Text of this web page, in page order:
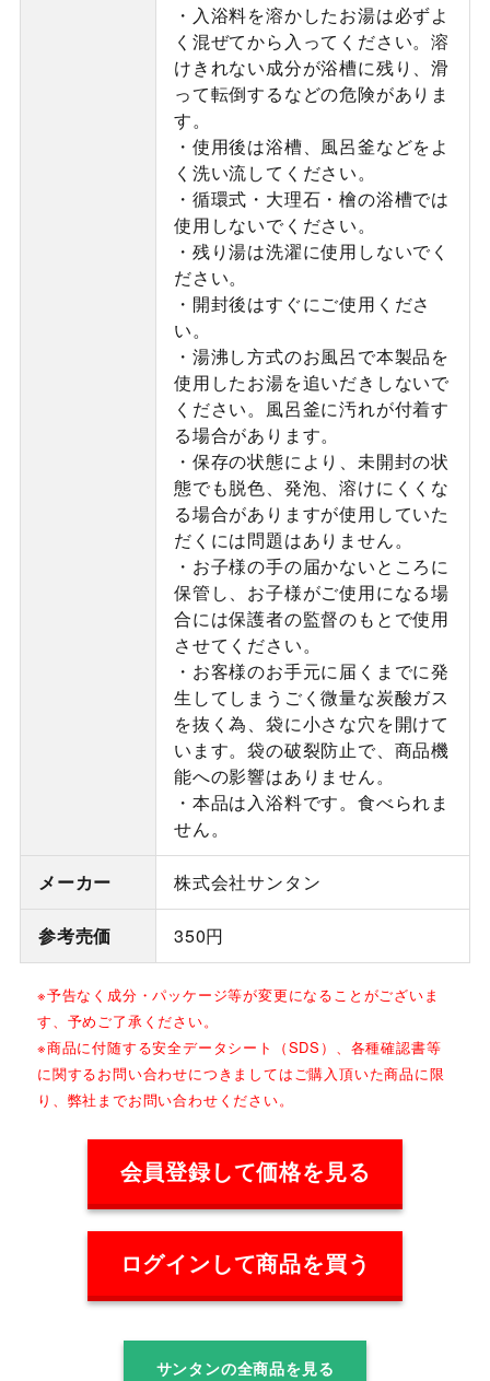
・入浴料を溶かしたお湯は必ずよ
く混ぜてから入ってください。溶
けきれない成分が浴槽に残り、滑
って転倒するなどの危険がありま
す。
・使用後は浴槽、風呂釜などをよ
く洗い流してください。
・循環式・大理石・檜の浴槽では
使用しないでください。
・残り湯は洗濯に使用しないでく
ださい。
・開封後はすぐにご使用くださ
い。
・湯沸し方式のお風呂で本製品を
使用したお湯を追いだきしないで
ください。風呂釜に汚れが付着す
る場合があります。
・保存の状態により、未開封の状
態でも脱色、発泡、溶けにくくな
る場合がありますが使用していた
だくには問題はありません。
・お子様の手の届かないところに
保管し、お子様がご使用になる場
合には保護者の監督のもとで使用
させてください。
・お客様のお手元に届くまでに発
生してしまうごく微量な炭酸ガス
を抜く為、袋に小さな穴を開けて
います。袋の破裂防止で、商品機
能への影響はありません。
・本品は入浴料です。食べられま
せん。
メーカー 株式会社サンタン
参考売価 350円
※予告なく成分・パッケージ等が変更になることがございま
す、予めご了承ください。
※商品に付随する安全データシート（SDS）、各種確認書等
に関するお問い合わせにつきましてはご購入頂いた商品に限
り、弊社までお問い合わせください。
会員登録して価格を見る
ログインして商品を買う
サンタンの全商品を見る